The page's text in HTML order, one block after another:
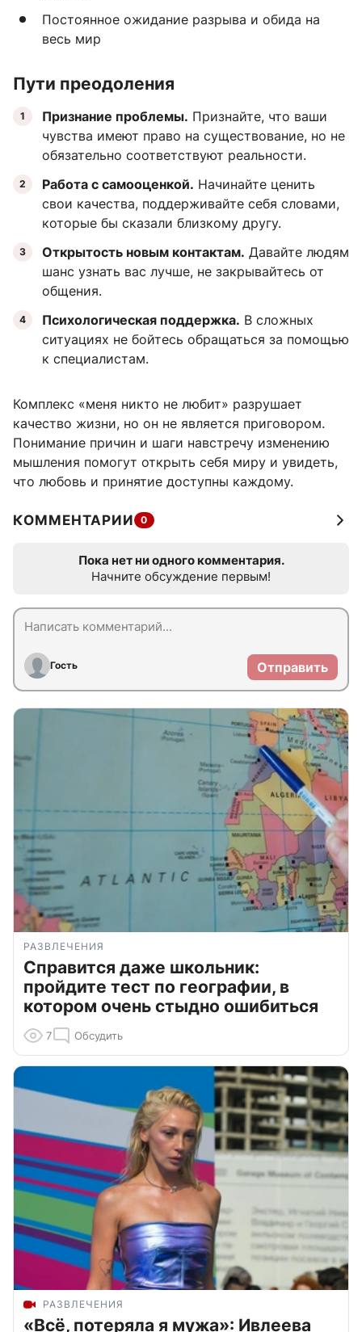
Постоянное ожидание разрыва и обида на
весь мир
Пути преодоления
Признание проблемы. Признайте, что ваши
чувства имеют право на существование, но не
обязательно соответствуют реальности.
Работа с самооценкой. Начинайте ценить
свои качества, поддерживайте себя словами,
которые бы сказали близкому другу.
Открытость новым контактам. Давайте людям
шанс узнать вас лучше, не закрывайтесь от
общения.
Психологическая поддержка. В сложных
ситуациях не бойтесь обращаться за помощью
к специалистам.
Комплекс «меня никто не любит» разрушает
качество жизни, но он не является приговором.
Понимание причин и шаги навстречу изменению
мышления помогут открыть себя миру и увидеть,
что любовь и принятие доступны каждому.
КОММЕНТАРИИ 0
Пока нет ни одного комментария.
Начните обсуждение первым!
Гость Отправить
РАЗВЛЕЧЕНИЯ
Справится даже школьник:
пройдите тест по географии, в
котором очень стыдно ошибиться
7 Обсудить
РАЗВЛЕЧЕНИЯ
«Всё, потеряла я мужа»: Ивлеева